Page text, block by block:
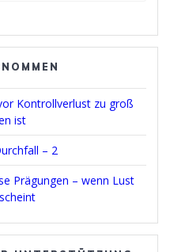
Kontrollverlust zu groß
ist
– 2
Prägungen – wenn Lust